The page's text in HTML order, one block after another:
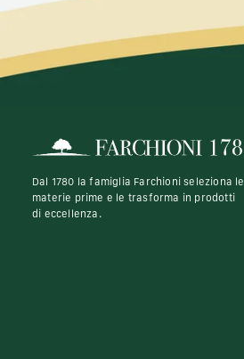
Dal 1780 la famiglia Farchioni seleziona le
materie prime e le trasforma in prodotti
di eccellenza.